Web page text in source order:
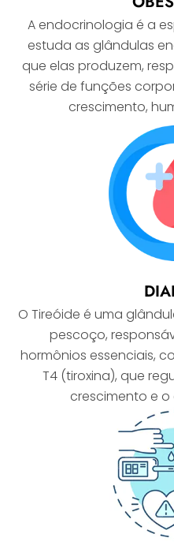
A endocrinologia é a
estuda as glândulas
que elas produzem,
série de funções
crescimento,
O Tireóide é uma
pescoço,
hormônios essenciais,
T4 (tiroxina), que
crescimento e